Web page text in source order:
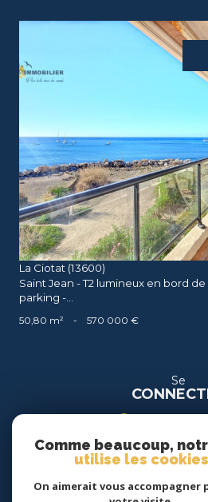
voir le
La Ciotat (13600)
Saint Jean - T2 lumineux en bord
parking -...
50,80 m² - 570 000 €
Se
espace
Nous
Comme beaucoup,
utilise les cookies
On aimerait vous accompagner